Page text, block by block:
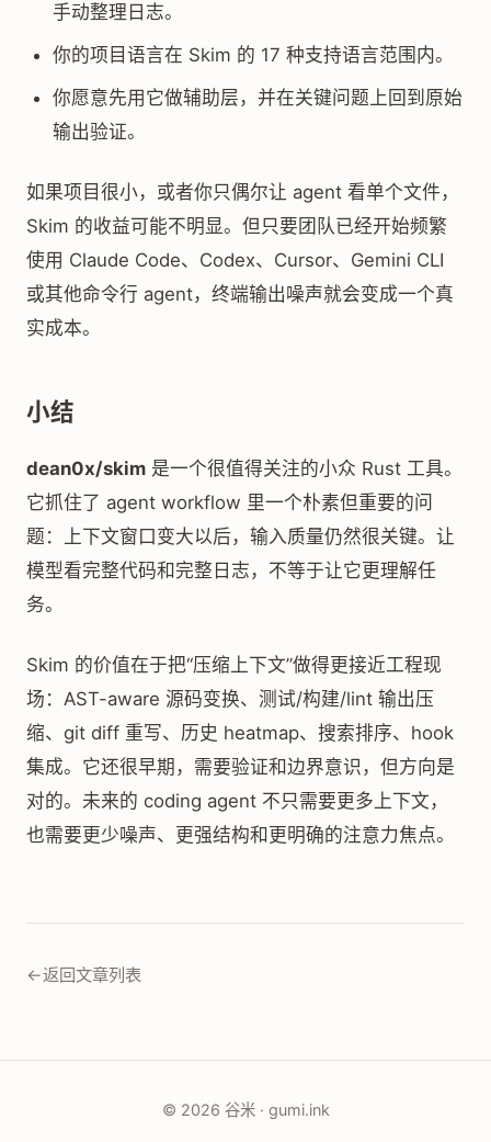
手动整理日志。
你的项目语言在 Skim 的 17 种支持语言范围内。
你愿意先用它做辅助层，并在关键问题上回到原始
输出验证。
如果项目很小，或者你只偶尔让 agent 看单个文件，
Skim 的收益可能不明显。但只要团队已经开始频繁
使用 Claude Code、Codex、Cursor、Gemini CLI
或其他命令行 agent，终端输出噪声就会变成一个真
实成本。
小结
dean0x/skim 是一个很值得关注的小众 Rust 工具。
它抓住了 agent workflow 里一个朴素但重要的问
题：上下文窗口变大以后，输入质量仍然很关键。让
模型看完整代码和完整日志，不等于让它更理解任
务。
Skim 的价值在于把“压缩上下文”做得更接近工程现
场：AST-aware 源码变换、测试/构建/lint 输出压
缩、git diff 重写、历史 heatmap、搜索排序、hook
集成。它还很早期，需要验证和边界意识，但方向是
对的。未来的 coding agent 不只需要更多上下文，
也需要更少噪声、更强结构和更明确的注意力焦点。
←返回文章列表
© 2026 谷米 · gumi.ink